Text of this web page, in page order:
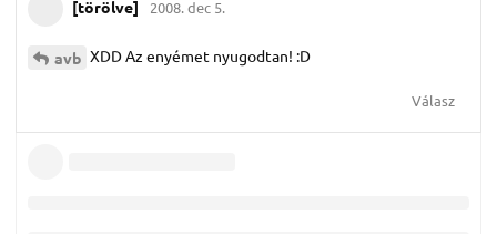
[törölve] 2008. dec 5.
avb XDD Az enyémet nyugodtan! :D
Válasz